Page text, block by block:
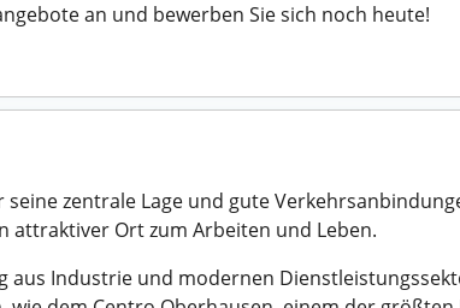
an und bewerben Sie sich noch heute!
zentrale Lage und gute
attraktiver Ort zum Arbeiten und Leben.
Industrie und modernen